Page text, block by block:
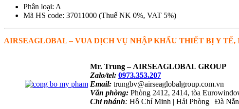
Phân loại: A
Mã HS code: 37011000 (Thuế NK 0%, VAT 5%)
AIRSEAGLOBAL – VUA DỊCH VỤ NHẬP KHẨU THIẾT BỊ Y TẾ,
Mr. Trung – AIRSEAGLOBAL GROUP
Zalo/tel: 0973.353.207
Email: trungbv@airseaglobalgroup.com.vn
Văn phòng: Phòng 2412, 2414, tòa
Chi nhánh: Hồ Chí Minh | Hải Phòng | Đà